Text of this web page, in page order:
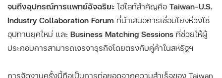
จนถึงอุปกรณ์การแพทย์อัจฉริยะไฮไลท์สำคัญคือ Taiwan–U.S.
Industry Collaboration Forum ที่นำเสนอการเชื่อมโยงห่วงโซ่
อุปทานยุคใหม่ และ Business Matching Sessions ที่ช่วยให้ผู้
ประกอบการสามารถเจรจาธุรกิจโดยตรงกับคู่ค้าในสหรัฐฯ
การจัดงานครั้งนี้ถือเป็นการต่อยอดจากความสำเร็จของ Taiwan